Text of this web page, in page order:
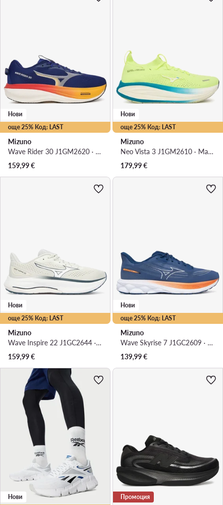
още 25% Код: LAST
Нови
Mizuno
Wave Rider 30 J1GM2620 · Маратонки за бягане
159,99€
още 25% Код: LAST
Нови
Mizuno
Neo Vista 3 J1GM2610 · Маратонки за бягане
179,99€
още 25% Код: LAST
Нови
Mizuno
Wave Inspire 22 J1GC2644 · Маратонки за бягане
159,99€
още 25% Код: LAST
Нови
Mizuno
Wave Skyrise 7 J1GC2609 · Маратонки за бягане
139,99€
Нови Промоция